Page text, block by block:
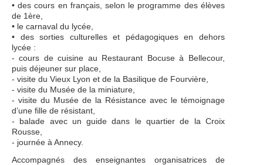
• des cours en français, selon le programme des élèves
de 1ère,
• le carnaval du lycée,
• des sorties culturelles et pédagogiques en dehors
lycée :
- cours de cuisine au Restaurant Bocuse à Bellecour,
puis déjeuner sur place,
- visite du Vieux Lyon et de la Basilique de Fourvière,
- visite du Musée de la miniature,
- visite du Musée de la Résistance avec le témoignage
d’une fille de résistant,
- balade avec un guide dans le quartier de la Croix
Rousse,
- journée à Annecy.
Accompagnés des enseignantes organisatrices de